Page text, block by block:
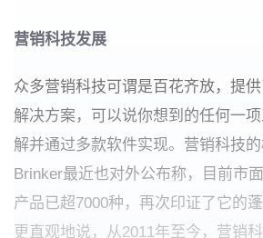
营销科技发展
众多营销科技可谓是百花齐放，提
解决方案，可以说你想到的任何一
解并通过多款软件实现。营销科技
Brinker最近也对外公布称，目前市
产品已超7000种，再次印证了它的蓬
更直观地说，从2011年至今，营销